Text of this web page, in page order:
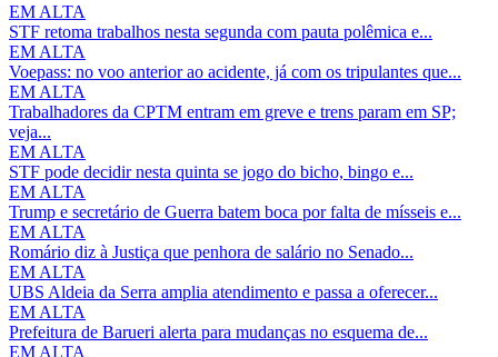
EM ALTA
STF retoma trabalhos nesta segunda com pauta polêmica e...
EM ALTA
Voepass: no voo anterior ao acidente, já com os tripulantes que...
EM ALTA
Trabalhadores da CPTM entram em greve e trens param em SP;
veja...
EM ALTA
STF pode decidir nesta quinta se jogo do bicho, bingo e...
EM ALTA
Trump e secretário de Guerra batem boca por falta de mísseis e...
EM ALTA
Romário diz à Justiça que penhora de salário no Senado...
EM ALTA
UBS Aldeia da Serra amplia atendimento e passa a oferecer...
EM ALTA
Prefeitura de Barueri alerta para mudanças no esquema de...
EM ALTA